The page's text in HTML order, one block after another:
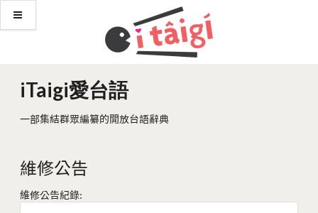
iTaigi愛台語
一部集結群眾編纂的開放台語辭典
維修公告
維修公告紀錄: